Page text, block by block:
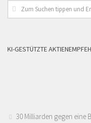
KI-GESTÜTZTE
30 Milliarden gegen eine